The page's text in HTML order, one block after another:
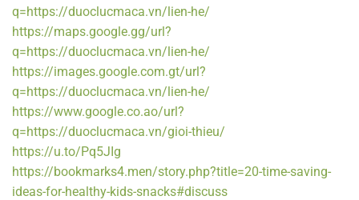
q=https://duoclucmaca.vn/lien-he/
https://maps.google.gg/url?
q=https://duoclucmaca.vn/lien-he/
https://images.google.com.gt/url?
q=https://duoclucmaca.vn/lien-he/
https://www.google.co.ao/url?
q=https://duoclucmaca.vn/gioi-thieu/
https://u.to/Pq5JIg
https://bookmarks4.men/story.php?title=20-time-saving-
ideas-for-healthy-kids-snacks#discuss